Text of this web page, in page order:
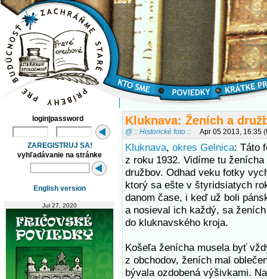
login|password
ZAREGISTRUJ SA!
vyhľadávanie na stránke
English version
Jul 27, 2020
Kluknava: Ženích a
@ :: Historické foto :: Apr 05 2013, 16:35
Kluknava, okres Gelnica: Táto
z roku 1932. Vidíme tu
družbov. Odhad veku fotky
ktorý sa ešte v štyridsiatych
danom čase, i keď už boli
a nosieval ich každý, sa
do kluknavského kroja.
Košeľa ženícha musela byť
z obchodov, ženích mal
bývala ozdobená výšivkami.